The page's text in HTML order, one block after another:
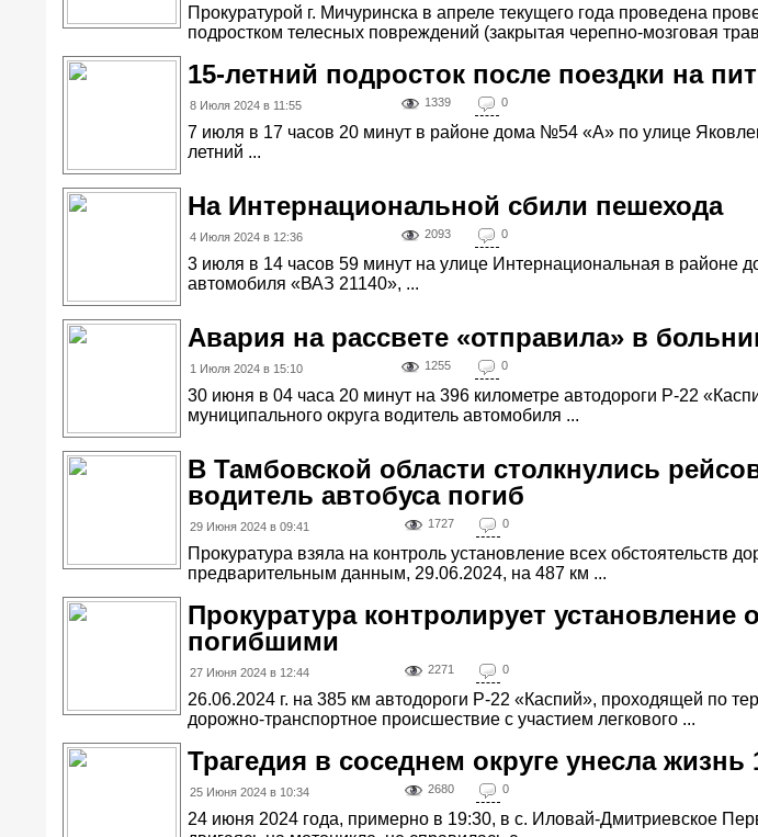
Прокуратурой г. Мичуринска в апреле текущего года проведена
подростком телесных повреждений (закрытая черепно-мозговая
15-летний подросток после поездки на
8 Июля 2024 в 11:55 1339 0
7 июля в 17 часов 20 минут в районе дома №54 «А» по улице
летний ...
На Интернациональной сбили пешехода
4 Июля 2024 в 12:36 2093 0
3 июля в 14 часов 59 минут на улице Интернациональная в районе
автомобиля «ВАЗ 21140», ...
Авария на рассвете «отправила» в
1 Июля 2024 в 15:10 1255 0
30 июня в 04 часа 20 минут на 396 километре автодороги Р-22
муниципального округа водитель автомобиля ...
В Тамбовской области столкнулись
водитель автобуса погиб
29 Июня 2024 в 09:41 1727 0
Прокуратура взяла на контроль установление всех обстоятельств
предварительным данным, 29.06.2024, на 487 км ...
Прокуратура контролирует установление
погибшими
27 Июня 2024 в 12:44 2271 0
26.06.2024 г. на 385 км автодороги Р-22 «Каспий», проходящей по
дорожно-транспортное происшествие с участием легкового ...
Трагедия в соседнем округе унесла жизнь
25 Июня 2024 в 10:34 2680 0
24 июня 2024 года, примерно в 19:30, в с. Иловай-Дмитриевское